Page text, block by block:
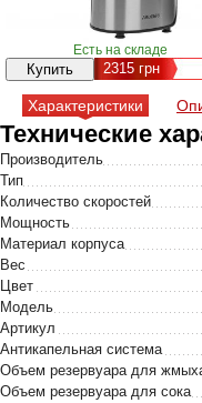
Есть на складе
2315 грн
Характеристики
Технические
Производитель
Тип
Количество скоростей
Мощность
Материал корпуса
Вес
Цвет
Модель
Артикул
Антикапельная система
Объем резервуара для
Объем резервуара для сока